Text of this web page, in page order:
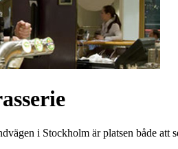
i Stockholm är platsen både